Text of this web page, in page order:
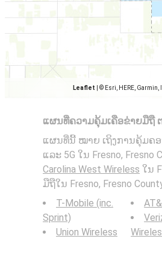
Leaflet © Esri, HERE, Garmin,
ແຜນທີ່ຄວາມຄຸ້ມເຄືອຂ່າຍມືຖື
ແຜນທີ່ນີ້ ໝາຍ ເຖິງການຄຸ້ມຄອງ
ແລະ 5G ໃນ Fresno,
Carolina West Wireless ໃນ
ມືຖືໃນ Fresno, Fresno
T-Mobile (inc.
Sprint)
Union Wireless